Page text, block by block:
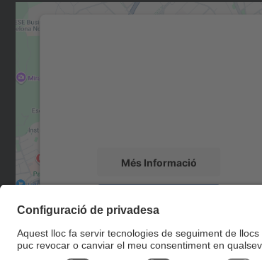
Més Informació
Management Platform